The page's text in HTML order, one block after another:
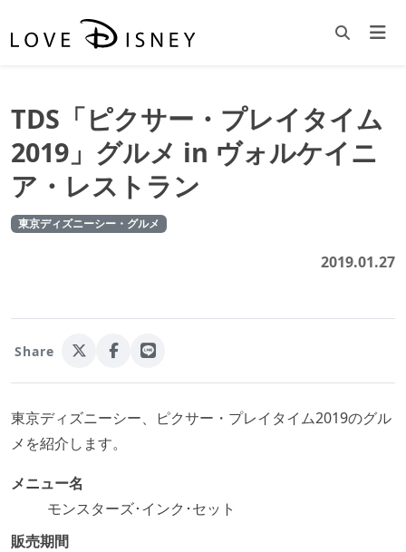
TDS「ピクサー・プレイタイム
2019」グルメ in ヴォルケイニ
ア・レストラン
東京ディズニーシー・グルメ
2019.01.27
Share
東京ディズニーシー、ピクサー・プレイタイム2019のグル
メを紹介します。
メニュー名
モンスターズ･インク･セット
販売期間